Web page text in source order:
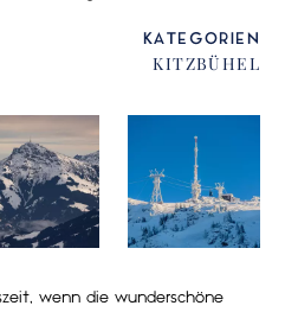
KATEGORIEN
KITZBÜHEL
wenn die wunderschöne